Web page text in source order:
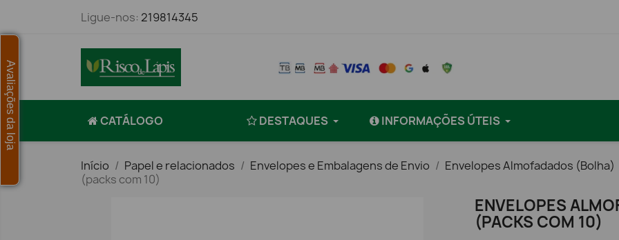
Ligue-nos: 219814345
CATÁLOGO DESTAQUES INFORMAÇÕES ÚTEIS
Início Papel e relacionados Envelopes e Embalagens de Envio Envelopes Almofadados (Bolha)
(packs com 10)
ENVELOPES
(PACKS COM 10)
Avaliações da loja